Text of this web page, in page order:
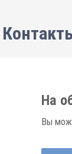
На
Вы